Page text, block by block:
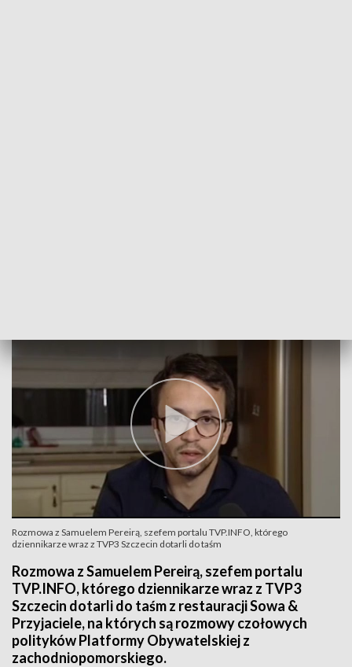
Rozmowa z Samuelem Pereirą, szefem portalu TVP.INFO, którego
dziennikarze wraz z TVP3 Szczecin dotarli do taśm
Rozmowa z Samuelem Pereirą, szefem portalu
TVP.INFO, którego dziennikarze wraz z TVP3
Szczecin dotarli do taśm z restauracji Sowa &
Przyjaciele, na których są rozmowy czołowych
polityków Platformy Obywatelskiej z
zachodniopomorskiego.